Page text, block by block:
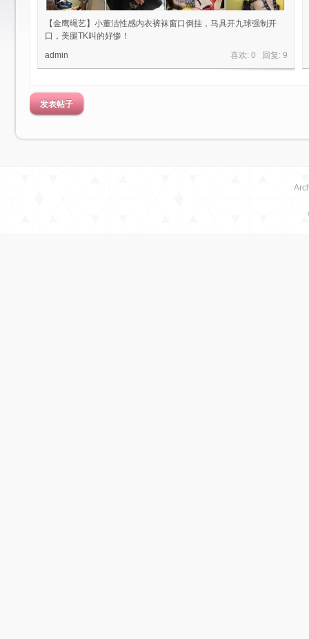
【金鹰绳艺】小董洁性感内衣裤袜窗口倒挂，马具开九球强制开
口，美腿TK叫的好惨！
喜欢: 0 回复: 9
admin
发表帖子